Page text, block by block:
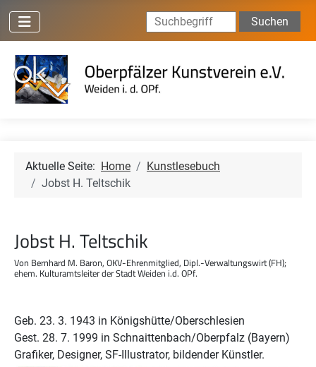
Suchen ... Suchen
Aktuelle Seite: Home
Kunstlesebuch
Jobst H. Teltschik
Jobst H. Teltschik
Von Bernhard M. Baron, OKV-Ehrenmitglied, Dipl.-Verwaltungswirt (FH);
ehem. Kulturamtsleiter der Stadt Weiden i.d. OPf.
Geb. 23. 3. 1943 in Königshütte/Oberschlesien
Gest. 28. 7. 1999 in Schnaittenbach/Oberpfalz (Bayern)
Grafiker, Designer, SF-Illustrator, bildender Künstler.